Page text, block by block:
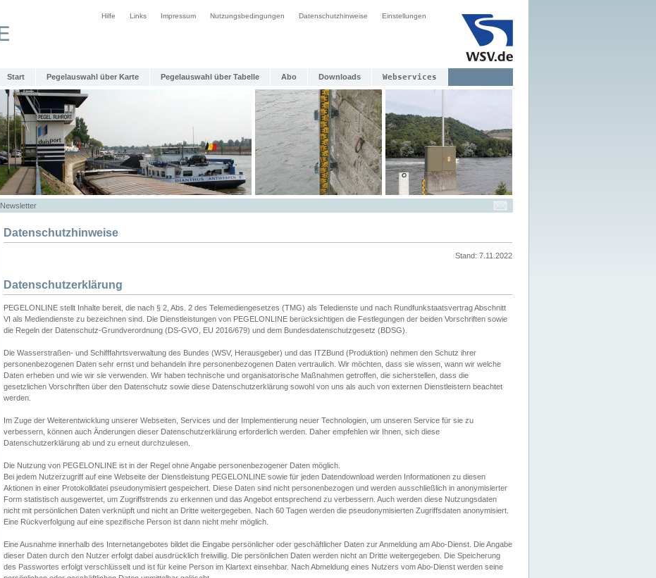
Hilfe Links Impressum Nutzungsbedingungen Datenschutzhinweise Einstellungen
Start Pegelauswahl über Karte Pegelauswahl über Tabelle Abo Downloads Webservices
Newsletter
Datenschutzhinweise
Stand: 7.11.2022
Datenschutzerklärung
PEGELONLINE stellt Inhalte bereit, die nach § 2, Abs. 2 des Telemediengesetzes (TMG) als Teledienste und nach Rundfunkstaatsvertrag Abschnitt
VI als Mediendienste zu bezeichnen sind. Die Dienstleistungen von PEGELONLINE berücksichtigen die Festlegungen der beiden Vorschriften sowie
die Regeln der Datenschutz-Grundverordnung (DS-GVO, EU 2016/679) und dem Bundesdatenschutzgesetz (BDSG).
Die Wasserstraßen- und Schifffahrtsverwaltung des Bundes (WSV, Herausgeber) und das ITZBund (Produktion) nehmen den Schutz ihrer
personenbezogenen Daten sehr ernst und behandeln ihre personenbezogenen Daten vertraulich. Wir möchten, dass sie wissen, wann wir welche
Daten erheben und wie wir sie verwenden. Wir haben technische und organisatorische Maßnahmen getroffen, die sicherstellen, dass die
gesetzlichen Vorschriften über den Datenschutz sowie diese Datenschutzerklärung sowohl von uns als auch von externen Dienstleistern beachtet
werden.
Im Zuge der Weiterentwicklung unserer Webseiten, Services und der Implementierung neuer Technologien, um unseren Service für sie zu
verbessern, können auch Änderungen dieser Datenschutzerklärung erforderlich werden. Daher empfehlen wir Ihnen, sich diese
Datenschutzerklärung ab und zu erneut durchzulesen.
Die Nutzung von PEGELONLINE ist in der Regel ohne Angabe personenbezogener Daten möglich.
Bei jedem Nutzerzugriff auf eine Webseite der Dienstleistung PEGELONLINE sowie für jeden Datendownload werden Informationen zu diesen
Aktionen in einer Protokolldatei pseudonymisiert gespeichert. Diese Daten sind nicht personenbezogen und werden ausschließlich in anonymisierter
Form statistisch ausgewertet, um Zugriffstrends zu erkennen und das Angebot entsprechend zu verbessern. Auch werden diese Nutzungsdaten
nicht mit persönlichen Daten verknüpft und nicht an Dritte weitergegeben. Nach 60 Tagen werden die pseudonymisierten Zugriffsdaten anonymisiert.
Eine Rückverfolgung auf eine spezifische Person ist dann nicht mehr möglich.
Eine Ausnahme innerhalb des Internetangebotes bildet die Eingabe persönlicher oder geschäftlicher Daten zur Anmeldung am Abo-Dienst. Die Angabe
dieser Daten durch den Nutzer erfolgt dabei ausdrücklich freiwillig. Die persönlichen Daten werden nicht an Dritte weitergegeben. Die Speicherung
des Passwortes erfolgt verschlüsselt und ist für keine Person im Klartext einsehbar. Nach Abmeldung eines Nutzers vom Abo-Dienst werden seine